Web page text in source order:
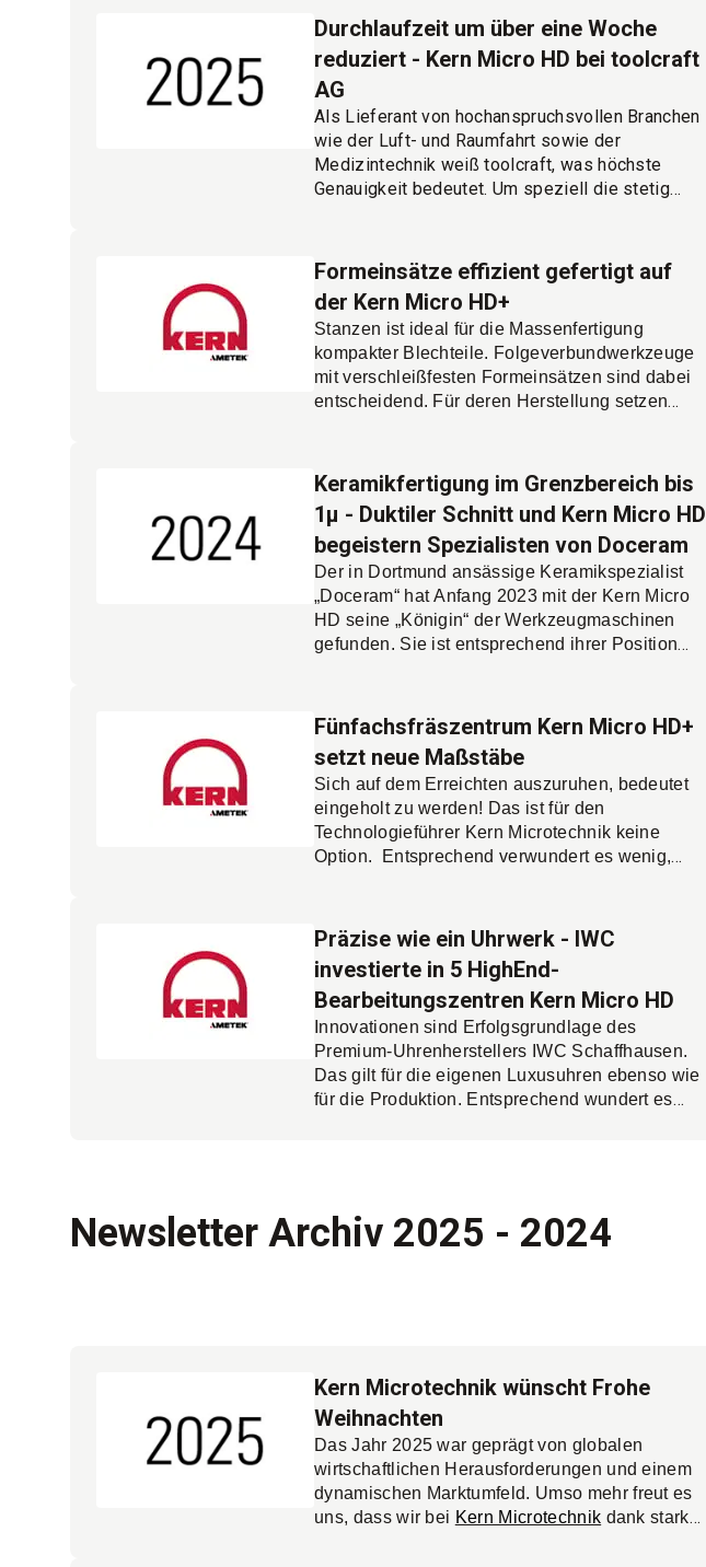
Durchlaufzeit um über eine Woche
reduziert - Kern Micro HD bei toolcraft
AG
Als Lieferant von hochanspruchsvollen Branchen
wie der Luft- und Raumfahrt sowie der
Medizintechnik weiß toolcraft, was höchste
Genauigkeit bedeutet. Um speziell die stetig
wieder investiert und sich für das fünfachsige
Premium-Bearbeitungszentrum Kern Micro HD
entschieden.Mehr lesen.
Formeinsätze effizient gefertigt auf
der Kern Micro HD+
Stanzen ist ideal für die Massenfertigung
kompakter Blechteile. Folgeverbundwerkzeuge
mit verschleißfesten Formeinsätzen sind dabei
entscheidend. Für deren Herstellung setzen
‘Kern Micro HD+‘, die höchste Präzision und
Oberflächengüte in nur einer Aufspannung
ermöglichen.Mehr lesen.
Keramikfertigung im Grenzbereich bis
1μ - Duktiler Schnitt und Kern Micro HD
begeistern Spezialisten von Doceram
Der in Dortmund ansässige Keramikspezialist
„Doceram“ hat Anfang 2023 mit der Kern Micro
HD seine „Königin“ der Werkzeugmaschinen
gefunden. Sie ist entsprechend ihrer Position
Kern entwickelten „duktilen Schnitt“
prozesssicher und mit höchster
Oberflächengüte. Der Einsatz dieser Highend-
Technologie sichert dem Unternehmen
bestehende Märkte und eröffnet Chancen für
neue. Mehr lesen.
Fünfachsfräszentrum Kern Micro HD+
setzt neue Maßstäbe
Sich auf dem Erreichten auszuruhen, bedeutet
eingeholt zu werden! Das ist für den
Technologieführer Kern Microtechnik keine
Option. Entsprechend verwundert es wenig,
Jahre nach der letzten Großinnovation wieder
nach oben erweitert – mit der Kern Micro HD+.
Sie steht für ein Plus an Steifigkeit, thermischer
Stabilität, Genauigkeit, Verschleißfreiheit und
Ergonomie. Zudem ermöglicht sie das
Rundschleifen als integrierbare
Bearbeitungstechnologie. Mehr lesen.
Präzise wie ein Uhrwerk - IWC
investierte in 5 HighEnd-
Bearbeitungszentren Kern Micro HD
Innovationen sind Erfolgsgrundlage des
Premium-Uhrenherstellers IWC Schaffhausen.
Das gilt für die eigenen Luxusuhren ebenso wie
für die Produktion. Entsprechend wundert es
lesen.
Newsletter Archiv 2025 - 2024
Kern Microtechnik wünscht Frohe
Weihnachten
Das Jahr 2025 war geprägt von globalen
wirtschaftlichen Herausforderungen und einem
dynamischen Marktumfeld. Umso mehr freut es
uns, dass wir bei Kern Microtechnik dank starker